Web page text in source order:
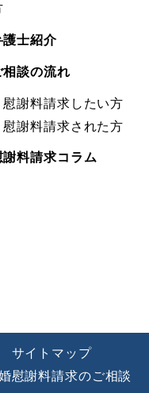
護士紹介
相談の流れ
慰謝料請求したい方
慰謝料請求された方
謝料請求コラム
慰謝料請求のご相談
サイトマップ